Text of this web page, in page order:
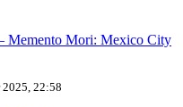
Memento Mori: Mexico City
2025, 22:58